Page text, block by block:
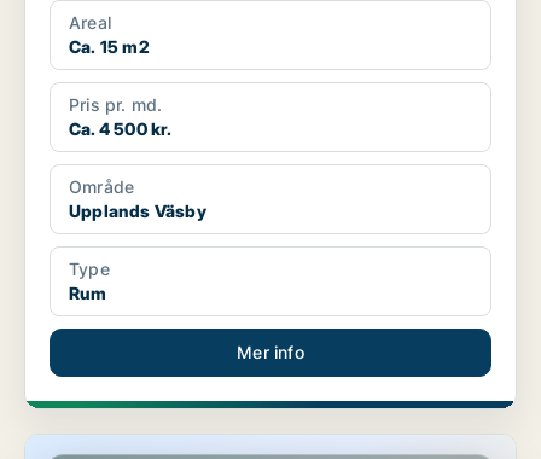
Areal
Ca. 15 m2
Pris pr. md.
Ca. 4 500 kr.
Område
Upplands Väsby
Type
Rum
Mer info
Rum i Upplands Väsby